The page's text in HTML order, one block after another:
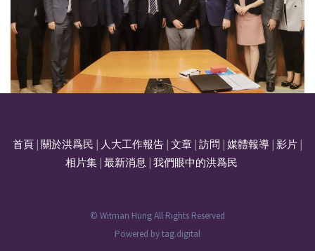
首頁 | 關於洪爲民 | 人大工作報告 | 文章 | 訪問 | 媒體報導 | 影片 |
相片集| 最新消息 | 我們眼中的洪爲民
© Witman Hung All Rights Reserved
Powered bytag.digital